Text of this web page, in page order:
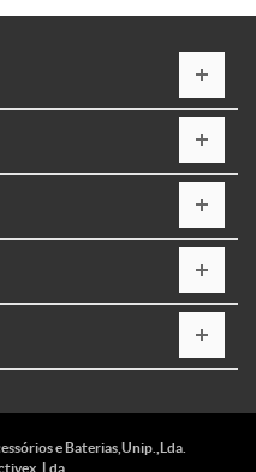
e Baterias,Unip.,Lda.
Lda